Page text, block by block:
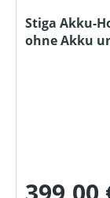
Stiga Akku-
ohne Akku